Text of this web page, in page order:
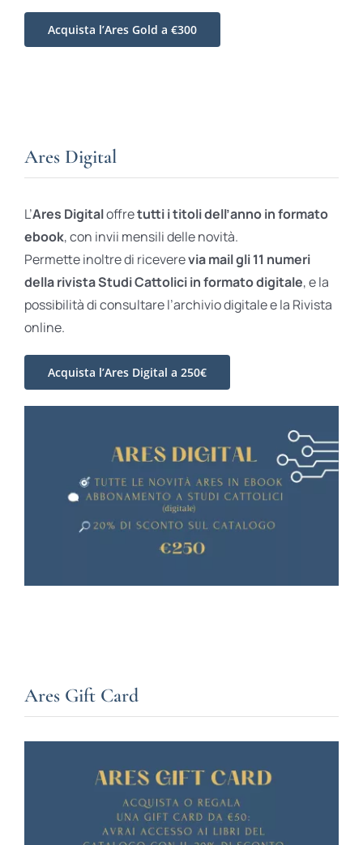
Acquista l’Ares Gold a €300
Ares Digital
L’Ares Digitaloffretutti i titoli dell’anno in formato
ebook, con invii mensili delle novità.
Permette inoltre di riceverevia mail gli 11 numeri
della rivista Studi Cattolici in formato digitale, e la
possibilità di consultare l’archivio digitale e la Rivista
online.
Acquista l’Ares Digital a 250€
Ares Gift Card